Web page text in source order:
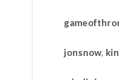
jonsnow,